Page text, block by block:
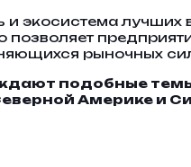
лучших
рыночных
подобные
Америке и